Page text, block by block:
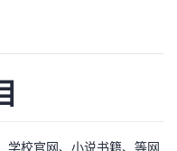
学校官网、小说书籍、等网